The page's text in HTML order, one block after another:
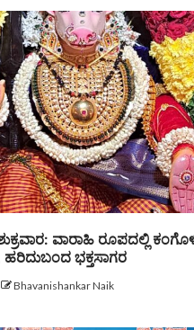
ವಾರಾಹಿ ರೂಪದಲ್ಲಿ
ಹರಿದುಬಂದ ಭಕ್ತಸಾಗರ
Bhavanishankar Naik